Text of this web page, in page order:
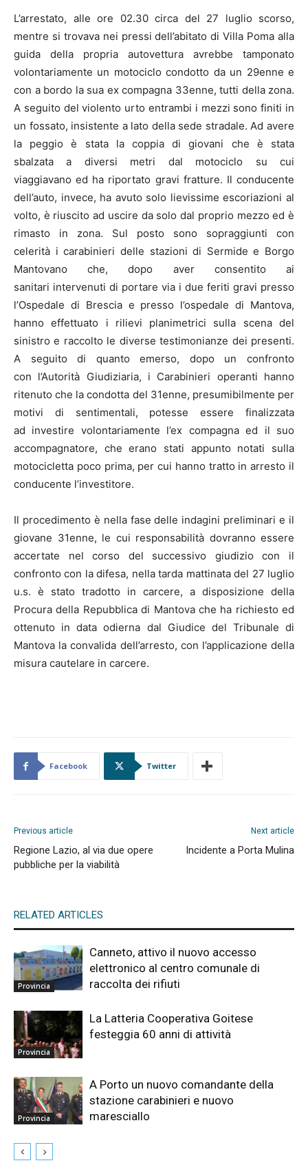
L’arrestato, alle ore 02.30 circa del 27 luglio scorso,
mentre si trovava nei pressi dell’abitato di Villa Poma alla
guida della propria autovettura avrebbe tamponato
volontariamente un motociclo condotto da un 29enne e
con a bordo la sua ex compagna 33enne, tutti della zona.
A seguito del violento urto entrambi i mezzi sono finiti in
un fossato, insistente a lato della sede stradale. Ad avere
la peggio è stata la coppia di giovani che è stata
sbalzata a diversi metri dal motociclo su cui
viaggiavano ed ha riportato gravi fratture. Il conducente
dell’auto, invece, ha avuto solo lievissime escoriazioni al
volto, è riuscito ad uscire da solo dal proprio mezzo ed è
rimasto in zona. Sul posto sono sopraggiunti con
celerità i carabinieri delle stazioni di Sermide e Borgo
Mantovano che, dopo aver consentito ai
sanitari intervenuti di portare via i due feriti gravi presso
l’Ospedale di Brescia e presso l’ospedale di Mantova,
hanno effettuato i rilievi planimetrici sulla scena del
sinistro e raccolto le diverse testimonianze dei presenti.
A seguito di quanto emerso, dopo un confronto
con l’Autorità Giudiziaria, i Carabinieri operanti hanno
ritenuto che la condotta del 31enne, presumibilmente per
motivi di sentimentali, potesse essere finalizzata
ad investire volontariamente l’ex compagna ed il suo
accompagnatore, che erano stati appunto notati sulla
motocicletta poco prima, per cui hanno tratto in arresto il
conducente l’investitore.
Il procedimento è nella fase delle indagini preliminari e il
giovane 31enne, le cui responsabilità dovranno essere
accertate nel corso del successivo giudizio con il
confronto con la difesa, nella tarda mattinata del 27 luglio
u.s. è stato tradotto in carcere, a disposizione della
Procura della Repubblica di Mantova che ha richiesto ed
ottenuto in data odierna dal Giudice del Tribunale di
Mantova la convalida dell’arresto, con l’applicazione della
misura cautelare in carcere.
Facebook Twitter
Previous article
Regione Lazio, al via due opere
pubbliche per la viabilità
Next article
Incidente a Porta Mulina
RELATED ARTICLES
Provincia
Canneto, attivo il nuovo accesso
elettronico al centro comunale di
raccolta dei rifiuti
Provincia
La Latteria Cooperativa Goitese
festeggia 60 anni di attività
Provincia
A Porto un nuovo comandante della
stazione carabinieri e nuovo
maresciallo